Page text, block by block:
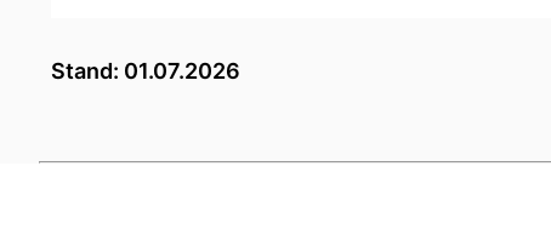
Stand: 01.07.2026